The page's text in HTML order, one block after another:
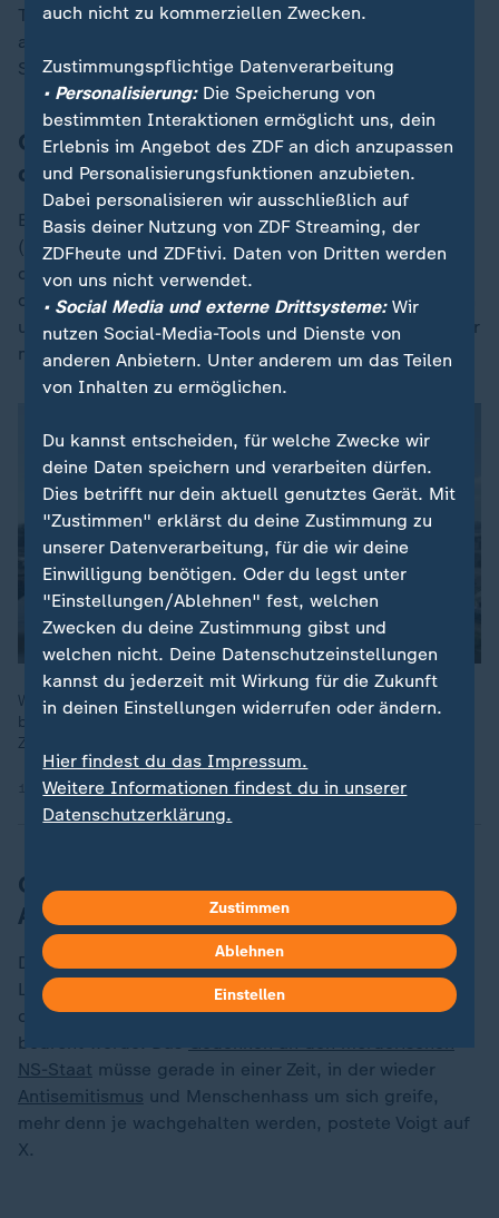
Todesmarschstele, das aus einem der Briefe
ausgeschnitten worden sei, wurde laut dem Sprecher
Strafanzeige bei der Polizei in Nordhausen gestellt.
Göring-Eckardt: Sie wollen Verteidiger
der Demokratie mundtot machen
Bundestags-Vizepräsidentin Katrin Göring-Eckardt
(
Grüne) nannte diese Bedrohungen inakzeptabel. Teile
der Gesellschaft hätten den Anstand verloren, schrieb
die Grünen-Politikerin auf X. "Sie wollen einschüchtern
und Verteidiger der Demokratie & der Erinnerungskultur
mundtot machen."
Wie ist die Stimmung in Sachsen und Thüringen? Bürger in
beiden Bundesländern sprechen über ihre Ängste und
Zukunftssorgen vor den Landtagswahlen.
16.08.2024 | 1:48 min
CDU-Spitzenkandidat Voigt nennt
Anfeindungen unerträglich
Der Spitzenkandidat derCDUfür die Thüringer
Landtagswahl, Mario Voigt, nannte es unerträglich,
dass Wagner für seine Arbeit derart angefeindet und
bedroht werde. Das Gedenken an den mörderischen
NS-Staat müsse gerade in einer Zeit, in der wieder
Antisemitismus und Menschenhass um sich greife,
mehr denn je wachgehalten werden, postete Voigt auf
X.
auch nicht zu kommerziellen Zwecken.
Zustimmungspflichtige Datenverarbeitung
• Personalisierung:Die Speicherung von
bestimmten Interaktionen ermöglicht uns, dein
Erlebnis im Angebot des ZDF an dich anzupassen
und Personalisierungsfunktionen anzubieten.
Dabei personalisieren wir ausschließlich auf
Basis deiner Nutzung von ZDF Streaming, der
ZDFheute und ZDFtivi. Daten von Dritten werden
von uns nicht verwendet.
• Social Media und externe Drittsysteme:Wir
nutzen Social-Media-Tools und Dienste von
anderen Anbietern. Unter anderem um das Teilen
von Inhalten zu ermöglichen.
Du kannst entscheiden, für welche Zwecke wir
deine Daten speichern und verarbeiten dürfen.
Dies betrifft nur dein aktuell genutztes Gerät. Mit
"Zustimmen" erklärst du deine Zustimmung zu
unserer Datenverarbeitung, für die wir deine
Einwilligung benötigen. Oder du legst unter
"Einstellungen/Ablehnen" fest, welchen
Zwecken du deine Zustimmung gibst und
welchen nicht. Deine Datenschutzeinstellungen
kannst du jederzeit mit Wirkung für die Zukunft
in deinen Einstellungen widerrufen oder ändern.
Hier findest du das Impressum.
Weitere Informationen findest du in unserer
Datenschutzerklärung.
Zustimmen
Ablehnen
Einstellen